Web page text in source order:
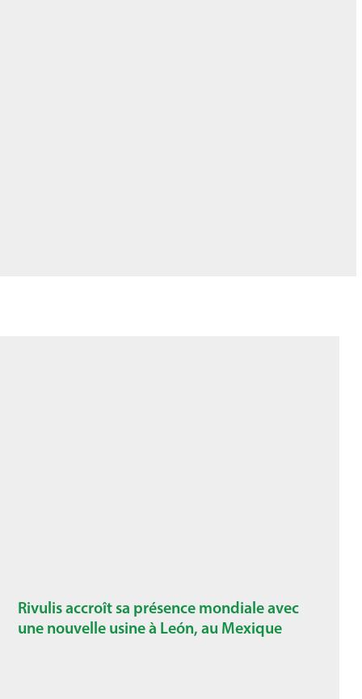
Rivulis accroît sa présence mondiale avec
une nouvelle usine à León, au Mexique